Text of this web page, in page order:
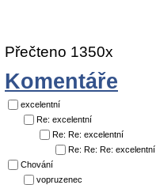
Přečteno 1350x
Komentáře
excelentní
Re: excelentní
Re: Re: excelentní
Re: Re: Re: excelentní
Chování
vopruzenec